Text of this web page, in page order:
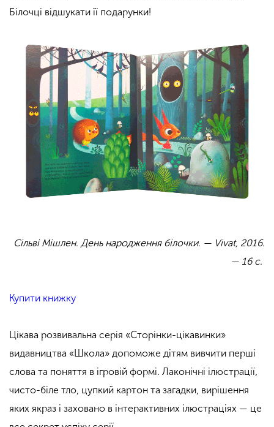
Білочці відшукати її подарунки!
Сільві Мішлен. День народження білочки. — Vivat, 2016.
— 16 с.
Купити книжку
Цікава розвивальна серія «Сторінки-цікавинки»
видавництва «Школа» допоможе дітям вивчити перші
слова та поняття в ігровій формі. Лаконічні ілюстрації,
чисто-біле тло, цупкий картон та загадки, вирішення
яких якраз і заховано в інтерактивних ілюстраціях — це